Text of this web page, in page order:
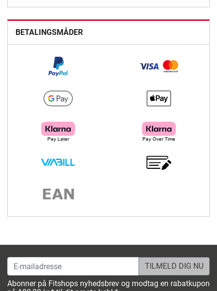
BETALINGSMÅDER
E-mailadresse
Abonner på Fitshops nyhedsbrev og modtag en rabatkupon